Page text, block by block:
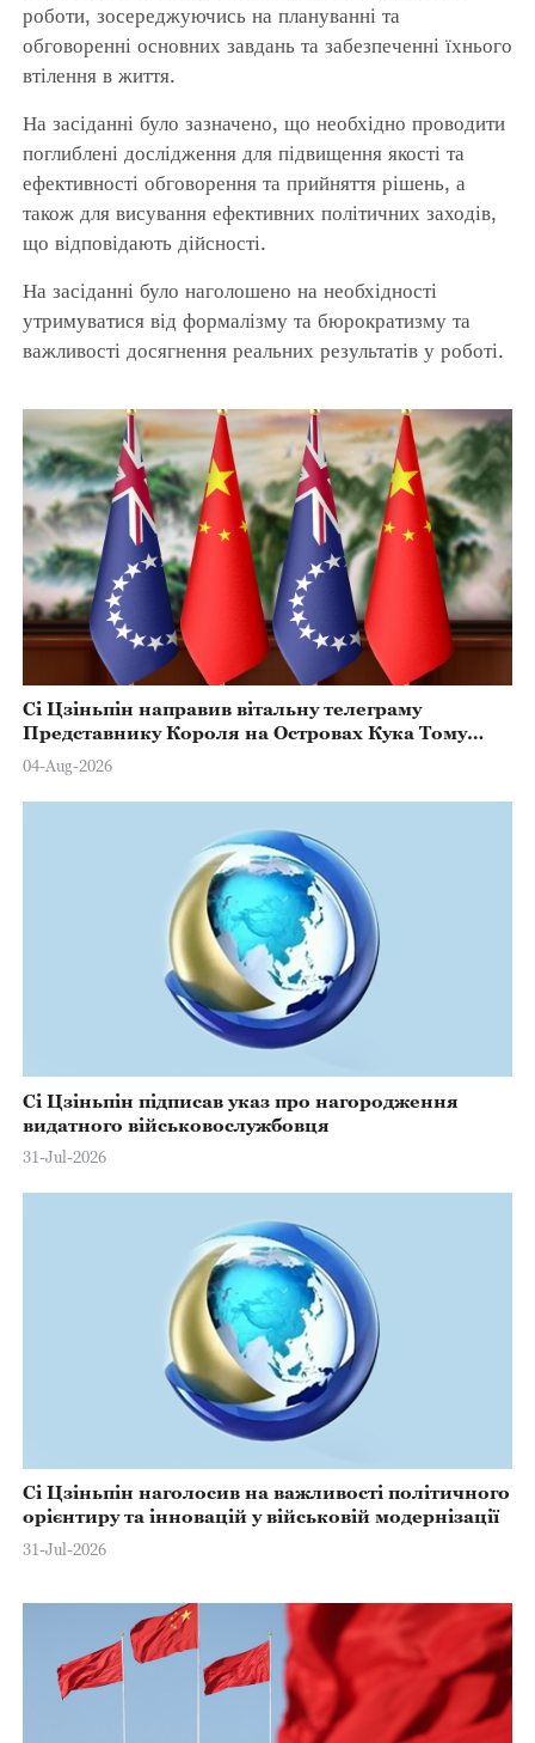
роботи, зосереджуючись на плануванні та
обговоренні основних завдань та забезпеченні їхнього
втілення в життя.
На засіданні було зазначено, що необхідно проводити
поглиблені дослідження для підвищення якості та
ефективності обговорення та прийняття рішень, а
також для висування ефективних політичних заходів,
що відповідають дійсності.
На засіданні було наголошено на необхідності
утримуватися від формалізму та бюрократизму та
важливості досягнення реальних результатів у роботі.
Сі Цзіньпін направив вітальну телеграму
Представнику Короля на Островах Кука Тому
Марстерсу з нагоди Дня Конституції
04-Aug-2026
Сі Цзіньпін підписав указ про нагородження
видатного військовослужбовця
31-Jul-2026
Сі Цзіньпін наголосив на важливості політичного
орієнтиру та інновацій у військовій модернізації
31-Jul-2026